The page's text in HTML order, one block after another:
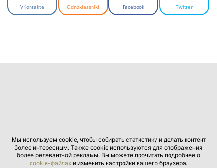
VKontakte Odnoklassniki Facebook Twitter
Мы используем cookie, чтобы собирать статистику и делать контент
более интересным. Также cookie используются для отображения
более релевантной рекламы. Вы можете прочитать подробнее о
cookie-файлах и изменить настройки вашего браузера.